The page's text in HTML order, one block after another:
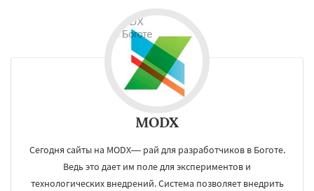
MODX
Сегодня сайты на MODX— рай для разработчиков в Боготе.
Ведь это дает им поле для экспериментов и
технологических внедрений. Система позволяет внедрить